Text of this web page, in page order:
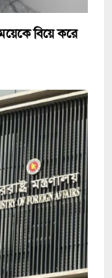
বিয়ে করে